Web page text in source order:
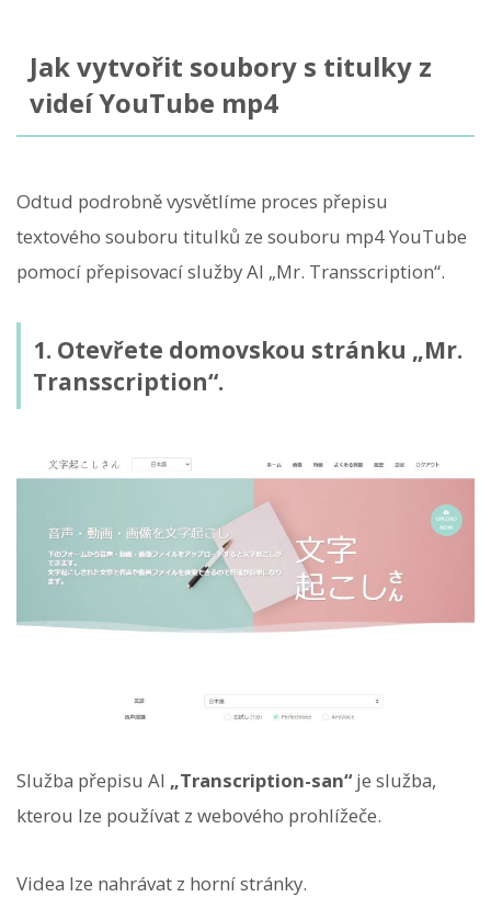
Jak vytvořit soubory s titulky z
videí YouTube mp4
Odtud podrobně vysvětlíme proces přepisu
textového souboru titulků ze souboru mp4 YouTube
pomocí přepisovací služby AI „Mr. Transscription“.
1. Otevřete domovskou stránku „Mr.
Transscription“.
Služba přepisu AI „Transcription-san“je služba,
kterou lze používat z webového prohlížeče.
Videa lze nahrávat z horní stránky.